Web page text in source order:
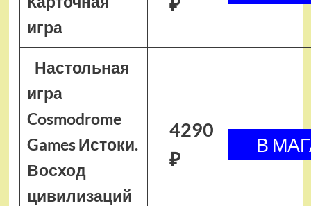
игра
Настольная
игра
Cosmodrome
Games Истоки.
Восход
цивилизаций
4290
₽